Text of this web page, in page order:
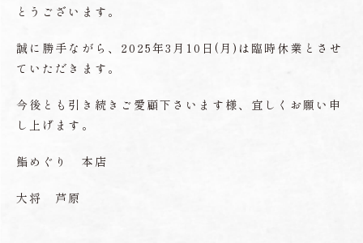
とうございます。
誠に勝手ながら、2025年3月10日(月)は臨時休業とさせ
ていただきます。
今後とも引き続きご愛顧下さいます様、宜しくお願い申
し上げます。
鮨めぐり 本店
大将 芦原